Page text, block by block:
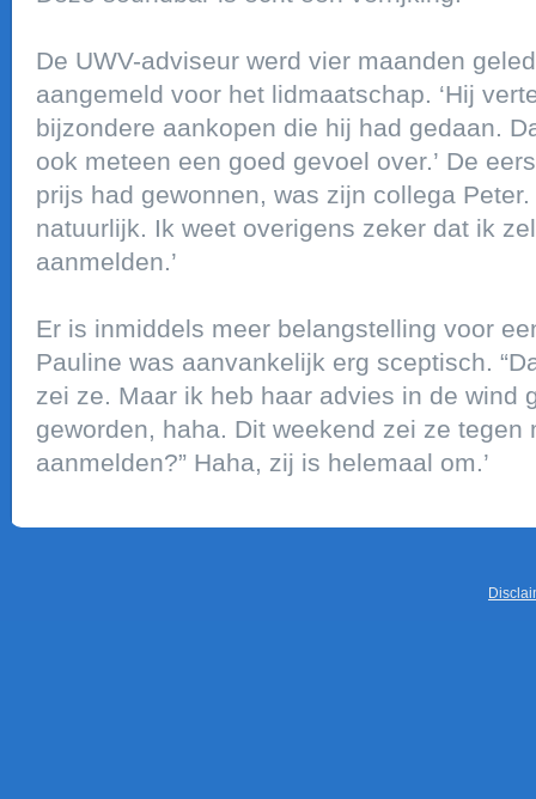
De UWV-adviseur werd vier maanden
aangemeld voor het lidmaatschap. ‘Hij
bijzondere aankopen die hij had gedaan.
ook meteen een goed gevoel over.’ De
prijs had gewonnen, was zijn collega
natuurlijk. Ik weet overigens zeker dat ik
aanmelden.’
Er is inmiddels meer belangstelling voor
Pauline was aanvankelijk erg sceptisch.
zei ze. Maar ik heb haar advies in de wind
geworden, haha. Dit weekend zei ze tegen
aanmelden?” Haha, zij is helemaal om.’